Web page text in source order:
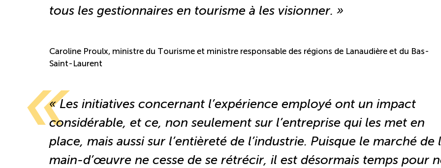
tous les gestionnaires en tourisme à les visionner. »
Caroline Proulx, ministre du Tourisme et ministre responsable des régions de Lanaudière et du Bas-
Saint-Laurent
« Les initiatives concernant l’expérience employé ont un impact
considérable, et ce, non seulement sur l’entreprise qui les met en
place, mais aussi sur l’entièreté de l’industrie. Puisque le marché de
main-d’œuvre ne cesse de se rétrécir, il est désormais temps pour